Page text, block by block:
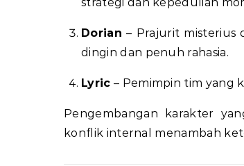
Dorian – Prajurit misterius
dingin dan penuh rahasia.
Lyric – Pemimpin tim yang
Pengembangan karakter
konflik internal menambah